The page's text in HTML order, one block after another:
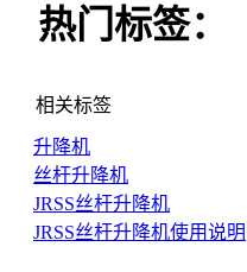
热门标签：
相关标签
升降机
丝杆升降机
JRSS丝杆升降机
JRSS丝杆升降机使用说明